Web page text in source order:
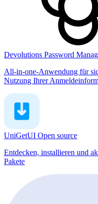
Devolutions Password
All-in-one-Anwendung für
Nutzung Ihrer
UniGetUI Open source
Entdecken, installieren und
Pakete